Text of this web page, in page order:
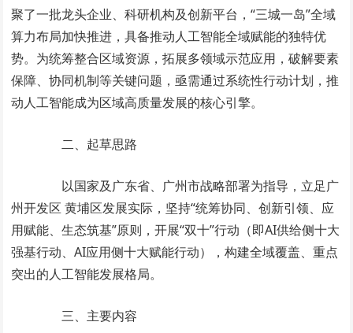
聚了一批龙头企业、科研机构及创新平台，“三城一岛”全域
算力布局加快推进，具备推动人工智能全域赋能的独特优
势。为统筹整合区域资源，拓展多领域示范应用，破解要素
保障、协同机制等关键问题，亟需通过系统性行动计划，推
动人工智能成为区域高质量发展的核心引擎。
二、起草思路
以国家及广东省、广州市战略部署为指导，立足广
州开发区 黄埔区发展实际，坚持“统筹协同、创新引领、应
用赋能、生态筑基”原则，开展“双十”行动（即AI供给侧十大
强基行动、AI应用侧十大赋能行动），构建全域覆盖、重点
突出的人工智能发展格局。
三、主要内容